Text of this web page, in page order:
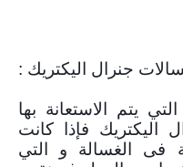
جنرال اليكتريك :
يتم الاستعانة بها
اليكتريك فإذا كانت
فى الغسالة و التي